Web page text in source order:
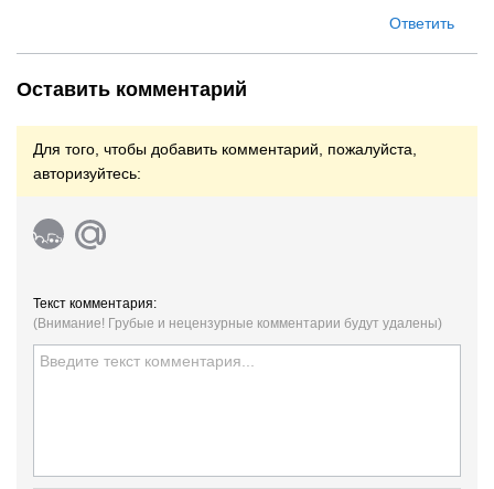
Ответить
Оставить комментарий
Для того, чтобы добавить комментарий, пожалуйста,
авторизуйтесь:
Текст комментария:
(Внимание! Грубые и нецензурные комментарии будут удалены)